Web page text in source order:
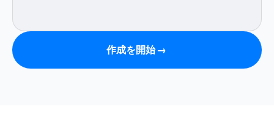
作成を開始 →